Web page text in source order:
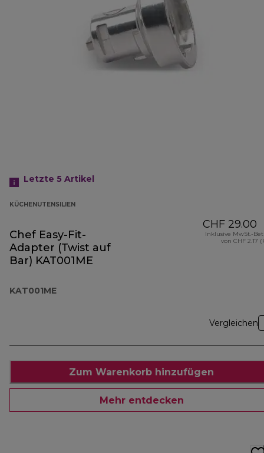
Letzte 5 Artikel
KÜCHENUTENSILIEN
Chef Easy-Fit-
Adapter (Twist auf
Bar) KAT001ME
KAT001ME
CHF 29.00
Inklusive MwSt.-
von CHF 2.17 (
Vergleichen
Zum Warenkorb hinzufügen
Mehr entdecken